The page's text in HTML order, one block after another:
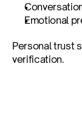
Emotional
Personal trust
verification.